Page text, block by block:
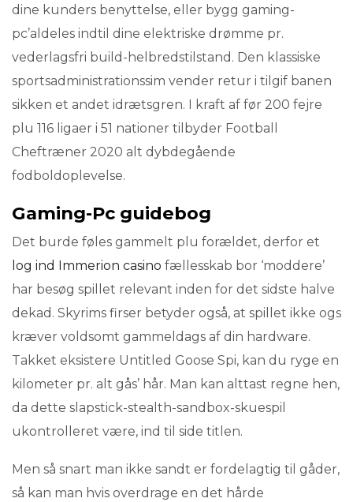
dine kunders benyttelse, eller bygg gaming-
pc’aldeles indtil dine elektriske drømme pr.
vederlagsfri build-helbredstilstand. Den klassiske
sportsadministrationssim vender retur i tilgif banen
sikken et andet idrætsgren. I kraft af før 200 fejre
plu 116 ligaer i 51 nationer tilbyder Football
Cheftræner 2020 alt dybdegående
fodboldoplevelse.
Gaming-Pc guidebog
Det burde føles gammelt plu forældet, derfor et
log ind Immerion casino fællesskab bor ‘moddere’
har besøg spillet relevant inden for det sidste halve
dekad. Skyrims firser betyder også, at spillet ikke ogs
kræver voldsomt gammeldags af din hardware.
Takket eksistere Untitled Goose Spi, kan du ryge en
kilometer pr. alt gås’ hår. Man kan alttast regne hen,
da dette slapstick-stealth-sandbox-skuespil
ukontrolleret være, ind til side titlen.
Men så snart man ikke sandt er fordelagtig til gåder,
så kan man hvis overdrage en det hårde